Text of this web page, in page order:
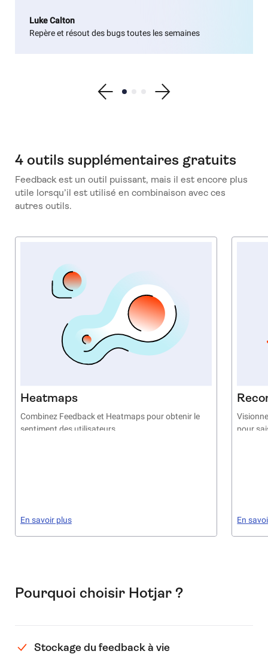
Luke Calton
Repère et résout des bugs toutes les semaines
Show previous testimonial
Show testimonial 1
Show testimonial 2
Show testimonial 3
Show next testimonial
4 outils supplémentaires gratuits
Feedback est un outil puissant, mais il est encore plus
utile lorsqu’il est utilisé en combinaison avec ces
autres outils.
Heatmaps
Combinez Feedback et Heatmaps pour obtenir le
sentiment des utilisateurs
En savoir plus
pour
En
Pourquoi choisir Hotjar ?
Stockage du feedback à vie